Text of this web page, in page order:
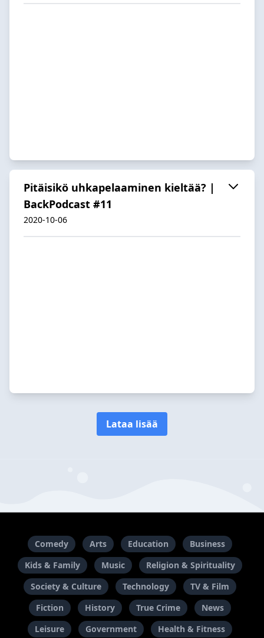
Pitäisikö uhkapelaaminen kieltää? |
BackPodcast #11
2020-10-06
Lataa lisää
Comedy Arts Education
Business
Kids & Family
Music
Religion & Spirituality
Society & Culture
Technology
TV & Film
Fiction
History True Crime
News
Leisure
Government Health & Fitness